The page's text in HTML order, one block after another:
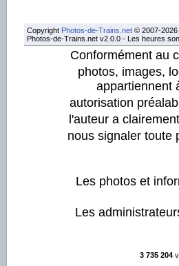
Copyright Photos-de-Trains.net © 2007-
Photos-de-Trains.net v2.0.0 - Les heures
Conformément au
photos, images,
appartiennent
autorisation
l'auteur a
nous signaler
Les photos et
Les
3 735 204